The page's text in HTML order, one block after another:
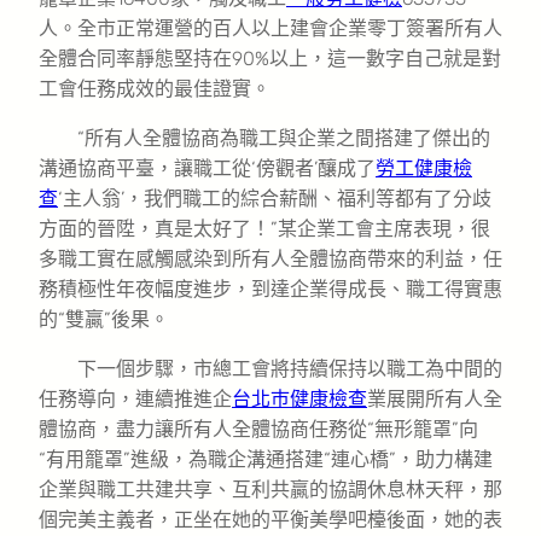
人。全市正常運營的百人以上建會企業零丁簽署所有人
全體合同率靜態堅持在90%以上，這一數字自己就是對
工會任務成效的最佳證實。
“所有人全體協商為職工與企業之間搭建了傑出的
溝通協商平臺，讓職工從‘傍觀者’釀成了勞工健康檢
查‘主人翁’，我們職工的綜合薪酬、福利等都有了分歧
方面的晉陞，真是太好了！”某企業工會主席表現，很
多職工實在感觸感染到所有人全體協商帶來的利益，任
務積極性年夜幅度進步，到達企業得成長、職工得實惠
的“雙贏”後果。
下一個步驟，市總工會將持續保持以職工為中間的
任務導向，連續推進企台北巿健康檢查業展開所有人全
體協商，盡力讓所有人全體協商任務從“無形籠罩”向
“有用籠罩”進級，為職企溝通搭建“連心橋”，助力構建
企業與職工共建共享、互利共贏的協調休息林天秤，那
個完美主義者，正坐在她的平衡美學吧檯後面，她的表